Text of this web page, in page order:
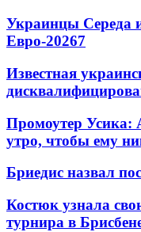
Украинцы Середа
Евро-20267
Известная
Промоутер Усика:
утро, чтобы ему
Бриедис назвал
Костюк узнала
турнира в